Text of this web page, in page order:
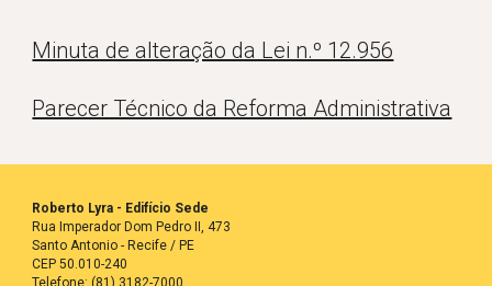
Minuta de alteração da Lei n.º 12.956
Parecer Técnico da Reforma Administrativa
Roberto Lyra - Edifício Sede
Rua Imperador Dom Pedro II, 473
Santo Antonio - Recife / PE
CEP 50.010-240
Telefone: (81) 3182-7000